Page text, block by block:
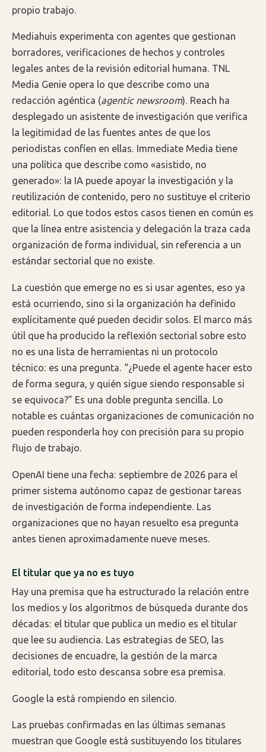
propio trabajo.
Mediahuis experimenta con agentes que gestionan
borradores, verificaciones de hechos y controles
legales antes de la revisión editorial humana. TNL
Media Genie opera lo que describe como una
redacción agéntica (agentic newsroom). Reach ha
desplegado un asistente de investigación que verifica
la legitimidad de las fuentes antes de que los
periodistas confíen en ellas. Immediate Media tiene
una política que describe como «asistido, no
generado»: la IA puede apoyar la investigación y la
reutilización de contenido, pero no sustituye el criterio
editorial. Lo que todos estos casos tienen en común es
que la línea entre asistencia y delegación la traza cada
organización de forma individual, sin referencia a un
estándar sectorial que no existe.
La cuestión que emerge no es si usar agentes, eso ya
está ocurriendo, sino si la organización ha definido
explícitamente qué pueden decidir solos. El marco más
útil que ha producido la reflexión sectorial sobre esto
no es una lista de herramientas ni un protocolo
técnico: es una pregunta. “¿Puede el agente hacer esto
de forma segura, y quién sigue siendo responsable si
se equivoca?” Es una doble pregunta sencilla. Lo
notable es cuántas organizaciones de comunicación no
pueden responderla hoy con precisión para su propio
flujo de trabajo.
OpenAI tiene una fecha: septiembre de 2026 para el
primer sistema autónomo capaz de gestionar tareas
de investigación de forma independiente. Las
organizaciones que no hayan resuelto esa pregunta
antes tienen aproximadamente nueve meses.
El titular que ya no es tuyo
Hay una premisa que ha estructurado la relación entre
los medios y los algoritmos de búsqueda durante dos
décadas: el titular que publica un medio es el titular
que lee su audiencia. Las estrategias de SEO, las
decisiones de encuadre, la gestión de la marca
editorial, todo esto descansa sobre esa premisa.
Google la está rompiendo en silencio.
Las pruebas confirmadas en las últimas semanas
muestran que Google está sustituyendo los titulares